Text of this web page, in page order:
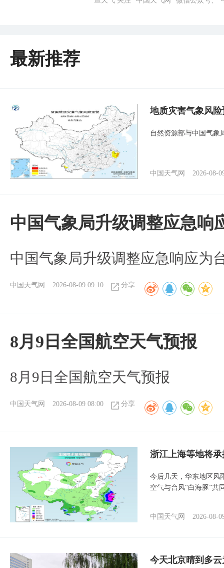
最新推荐
地质灾害气象风
自然资源部与中国气象
中国天气网 2026-08-
中国气象局升级调整应急响
中国气象局升级调整应急响应为
中国天气网 2026-08-09 09:10 分享
8月9日全国航空天气预报
8月9日全国航空天气预报​
中国天气网 2026-08-09 08:00 分享
浙江上海等地将
今后几天，华东地区风
空气与台风“白海豚”共
中国天气网 2026-08-
今天北京晴到多